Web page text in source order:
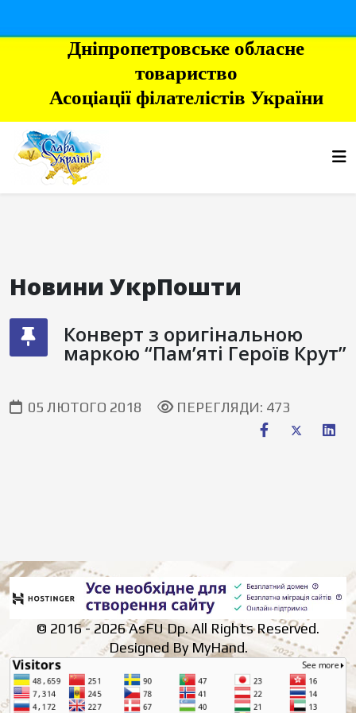
Дніпропетровське обласне
товариство
Асоціації філателістів України
Новини УкрПошти
Конверт з оригінальною
маркою “Пам’яті Героїв Крут”
05 ЛЮТОГО 2018 ПЕРЕГЛЯДИ: 473
© 2016 - 2026 AsFU Dp. All Rights Reserved.
Designed By MyHand.